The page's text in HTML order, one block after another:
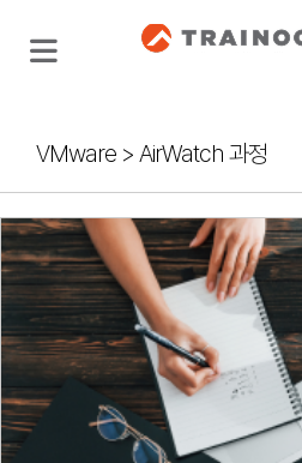
VMware > AirWatch 과정